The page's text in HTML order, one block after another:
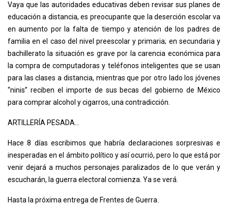
Vaya que las autoridades educativas deben revisar sus planes de
educación a distancia, es preocupante que la deserción escolar va
en aumento por la falta de tiempo y atención de los padres de
familia en el caso del nivel preescolar y primaria; en secundaria y
bachillerato la situación es grave por la carencia económica para
la compra de computadoras y teléfonos inteligentes que se usan
para las clases a distancia, mientras que por otro lado los jóvenes
“ninis” reciben el importe de sus becas del gobierno de México
para comprar alcohol y cigarros, una contradicción.
ARTILLERÍA PESADA…
Hace 8 días escribimos que habría declaraciones sorpresivas e
inesperadas en el ámbito político y así ocurrió, pero lo que está por
venir dejará a muchos personajes paralizados de lo que verán y
escucharán, la guerra electoral comienza. Ya se verá.
Hasta la próxima entrega de Frentes de Guerra.